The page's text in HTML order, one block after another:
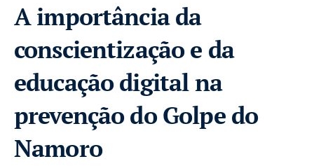
A importância da
conscientização e da
educação digital na
prevenção do Golpe do
Namoro